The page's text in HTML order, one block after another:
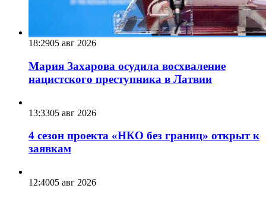
18:2905 авг 2026
Мария Захарова осудила восхваление
нацистского преступника в Латвии
13:3305 авг 2026
4 сезон проекта «НКО без границ» открыт к
заявкам
12:4005 авг 2026